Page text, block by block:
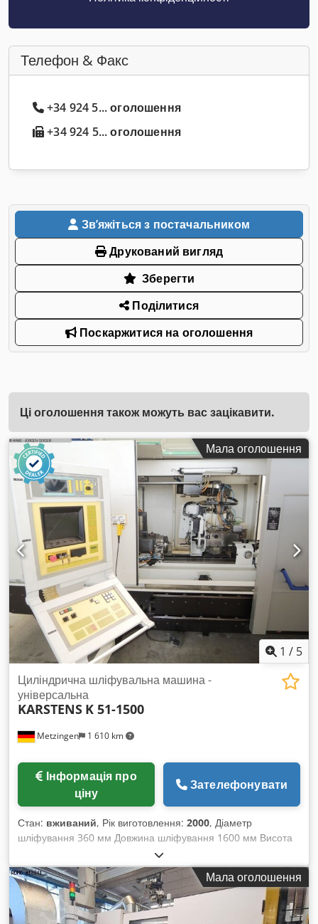
Телефон & Факс
+34 924 5... оголошення
+34 924 5... оголошення
Звʼяжіться з постачальником
Друкований вигляд
Зберегти
Поділитися
Поскаржитися на оголошення
Ці оголошення також можуть вас зацікавити.
Мала оголошення
1 / 5
Metzingen 1 610 km
Циліндрична шліфувальна машина -
універсальна
KARSTENS K 51-1500
ціну
Зателефонувати
Стан: вживаний, Рік виготовлення: 2000, Діаметр
шліфування 360 мм Довжина шліфування 1600 мм Висота
центрів 180 мм Внутрішній діаметр 0 мм Глибина
шліфування 0 мм Діаметр обертання 0 мм Загальна
потужність 40 кВт Вага машини приблизно 10000 кг
Необхідний простір прибл. м KARSTENS Універсальна -
"CNC" – зовнішня/внутрішня/плано-шліфувальна машина з
Мала оголошення